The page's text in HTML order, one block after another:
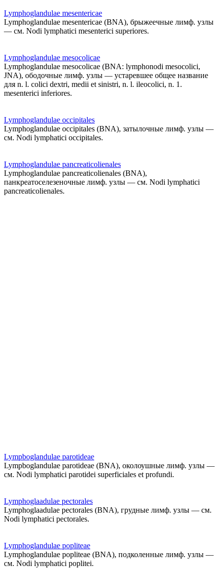
Lymphoglandulae mesentericae
Lymphoglandulae mesentericae (BNA), брыжеечные лимф. узлы
— см. Nodi lymphatici mesenterici superiores.
Lymphoglandulae mesocolicae
Lymphoglandulae mesocolicae (BNA: lymphonodi mesocolici,
JNA), ободочные лимф. узлы — устаревшее общее название
для n. l. colici dextri, medii et sinistri, n. l. ileocolici, n. 1.
mesenterici inferiores.
Lymphoglandulae occipitales
Lymphoglandulae occipitales (BNA), затылочные лимф. узлы —
см. Nodi lymphatici occipitales.
Lymphoglandulae pancreaticolienales
Lymphoglandulae pancreaticolienales (BNA),
панкреатоселезеночные лимф. узлы — см. Nodi lymphatici
pancreaticolienales.
Lympboglandulae parotideae
Lympboglandulae parotideae (BNA), околоушные лимф. узлы —
см. Nodi lymphatici parotidei superficiales et profundi.
Lymphoglaadulae pectorales
Lymphoglaadulae pectorales (BNA), грудные лимф. узлы — см.
Nodi lymphatici pectorales.
Lymphoglandulae popliteae
Lymphoglandulae popliteae (BNA), подколенные лимф. узлы —
см. Nodi lymphatici poplitei.